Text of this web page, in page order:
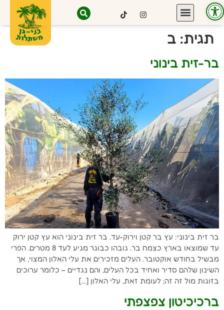
תגית: ב
בר-זית בינוני
בר זית בינוני: עץ בר קטן וירוק-עד. בר זית בינוני הוא עץ קטן ירוק
עד שמוצאו בארץ כצמח בר. גובהו כבוגר מגיע לעד 8 מטרים. הפרי
מבשיל בחודש אוקטובר. העלים מזכירים את עלי האלון המצוי, אך
השינון שלהם סדיר ואחיד בכל העלים, והם נגדיים – כלומר ערוכים
בזוגות מול זה זה; לעומת זאת, עלי האלון […]
ברכיכיטון צפצפתי